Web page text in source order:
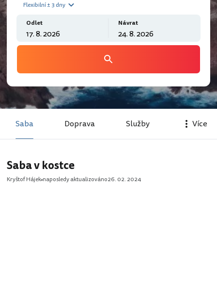
Flexibilní ± 3 dny
Odlet Návrat
Saba Doprava Služby Více
Saba v kostce
Kryštof Hájek naposledy aktualizováno26. 02. 2024